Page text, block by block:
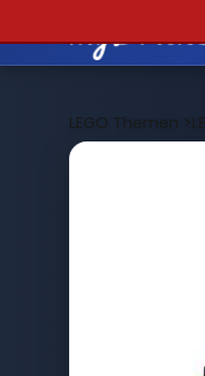
LEGO Themen >